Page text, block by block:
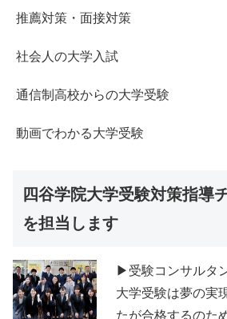
推薦対策・面接対策
社会人の大学入試
通信制高校からの大学受験
動画でわかる大学受験
四谷学院大学受験対策指導
を担当します
▶受験コンサルタ
大学受験は夢の実
たが合格するのた